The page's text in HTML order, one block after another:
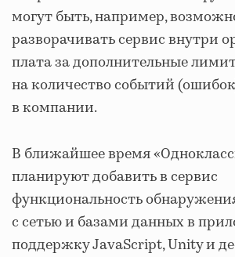
могут быть, например,
разворачивать сервис внутри
плата за дополнительные
на количество событий
в компании.
В ближайшее время
планируют добавить в сервис
функциональность
с сетью и базами данных в
поддержку JavaScript, Unity и